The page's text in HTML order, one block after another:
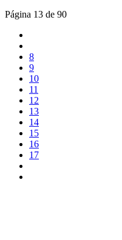
Página 13 de 90
8
9
10
11
12
13
14
15
16
17